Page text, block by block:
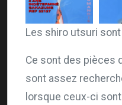
Les shiro utsuri
Ce sont des pièces
sont assez
lorsque ceux-ci